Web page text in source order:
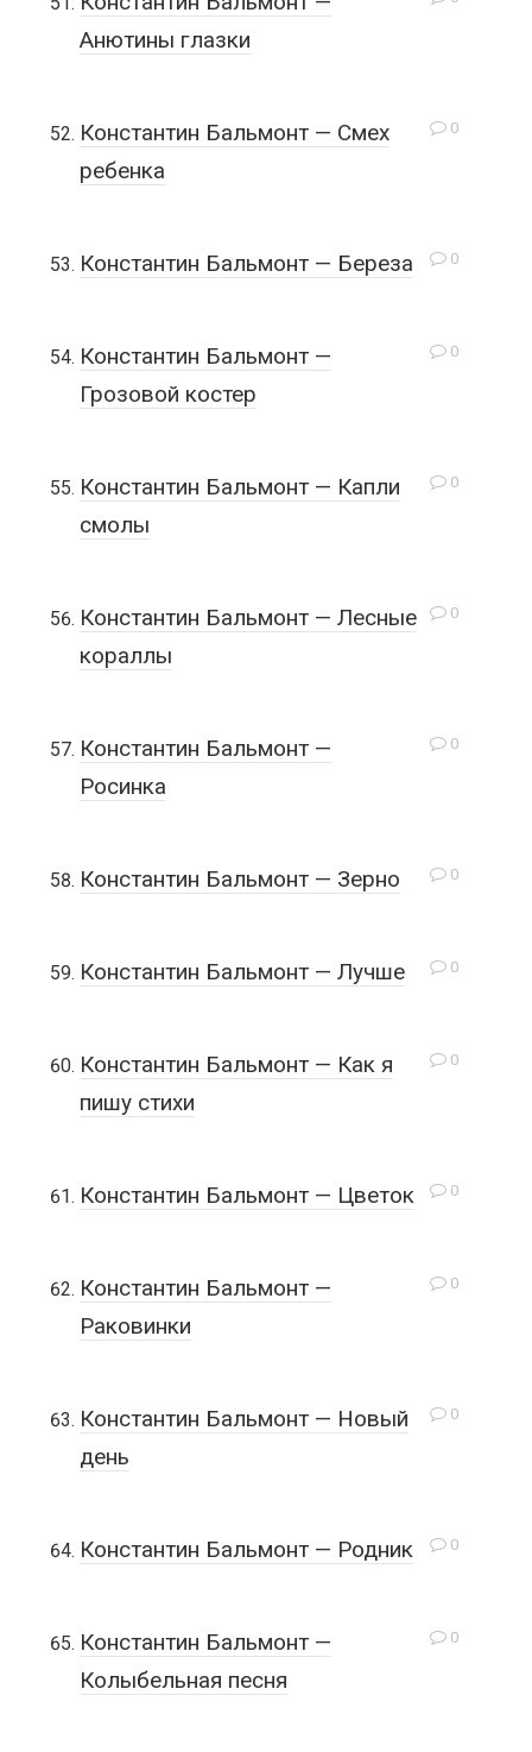
Анютины глазки
0
Константин Бальмонт — Смех
ребенка
0
Константин Бальмонт — Береза
0
Константин Бальмонт —
Грозовой костер
0
Константин Бальмонт — Капли
смолы
0
Константин Бальмонт — Лесные
кораллы
0
Константин Бальмонт —
Росинка
0
Константин Бальмонт — Зерно
0
Константин Бальмонт — Лучше
0
Константин Бальмонт — Как я
пишу стихи
0
Константин Бальмонт — Цветок
0
Константин Бальмонт —
Раковинки
0
Константин Бальмонт — Новый
день
0
Константин Бальмонт — Родник
0
Константин Бальмонт —
Колыбельная песня